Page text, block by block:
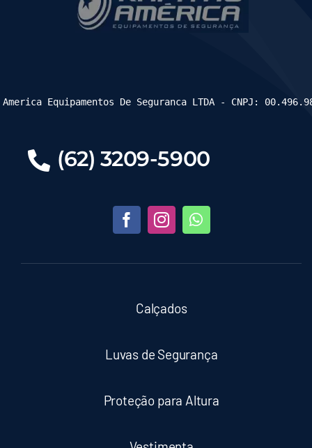
(62) 3209-5900
Calçados
Luvas de Segurança
Proteção para Altura
Equipamentos De Seguranca LTDA - CNPJ: